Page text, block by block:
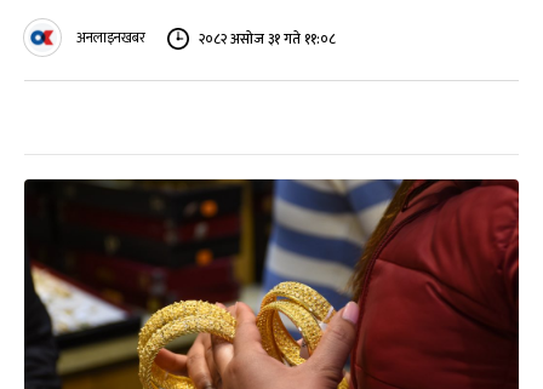
अनलाइनखबर २०८२ असोज ३१ गते ११:०८